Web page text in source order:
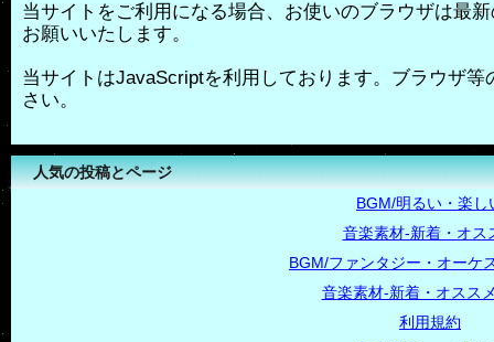
当サイトをご利用になる場合、お使いのブラウザは最
お願いいたします。
当サイトはJavaScriptを利用しております。ブラウザ
さい。
人気の投稿とページ
BGM/明るい・楽し
音楽素材-新着・オス
BGM/ファンタジー・オーケ
音楽素材-新着・オスス
利用規約